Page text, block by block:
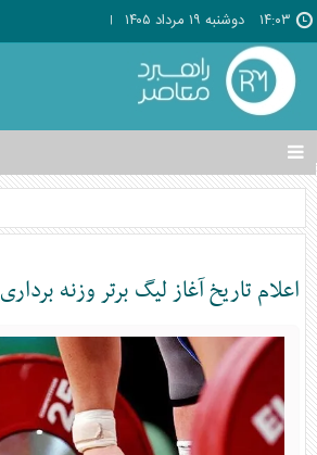
۱۴:۰۳ دوشنبه ۱۹ مرداد ۱۴۰۵
تغییر
وضعیت
منوی
ها
اعلام تاریخ آغاز لیگ برتر وزنه برداری